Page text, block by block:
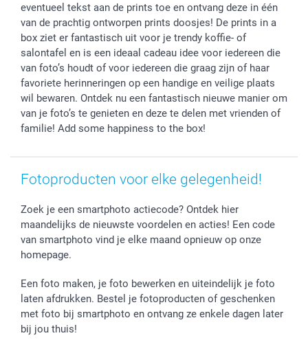
eventueel tekst aan de prints toe en ontvang deze in één
van de prachtig ontworpen prints doosjes! De prints in a
box ziet er fantastisch uit voor je trendy koffie- of
salontafel en is een ideaal cadeau idee voor iedereen die
van foto’s houdt of voor iedereen die graag zijn of haar
favoriete herinneringen op een handige en veilige plaats
wil bewaren. Ontdek nu een fantastisch nieuwe manier om
van je foto’s te genieten en deze te delen met vrienden of
familie! Add some happiness to the box!
Fotoproducten voor elke gelegenheid!
Zoek je een smartphoto actiecode? Ontdek hier
maandelijks de nieuwste voordelen en acties! Een code
van smartphoto vind je elke maand opnieuw op onze
homepage.
Een foto maken, je foto bewerken en uiteindelijk je foto
laten afdrukken. Bestel je fotoproducten of geschenken
met foto bij smartphoto en ontvang ze enkele dagen later
bij jou thuis!